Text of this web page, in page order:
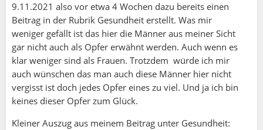
9.11.2021 also vor etwa 4 Wochen dazu bereits einen
Beitrag in der Rubrik Gesundheit erstellt. Was mir
weniger gefällt ist das hier die Männer aus meiner Sicht
gar nicht auch als Opfer erwähnt werden. Auch wenn es
klar weniger sind als Frauen. Trotzdem würde ich mir
auch wünschen das man auch diese Männer hier nicht
vergisst ist doch jedes Opfer eines zu viel. Und ja ich bin
keines dieser Opfer zum Glück.
Kleiner Auszug aus meinem Beitrag unter Gesundheit: